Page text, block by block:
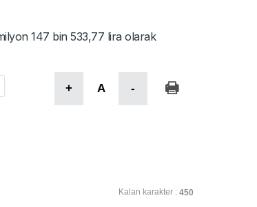
147 bin 533,77 lira olarak
+ A -
Kalan karakter : 450